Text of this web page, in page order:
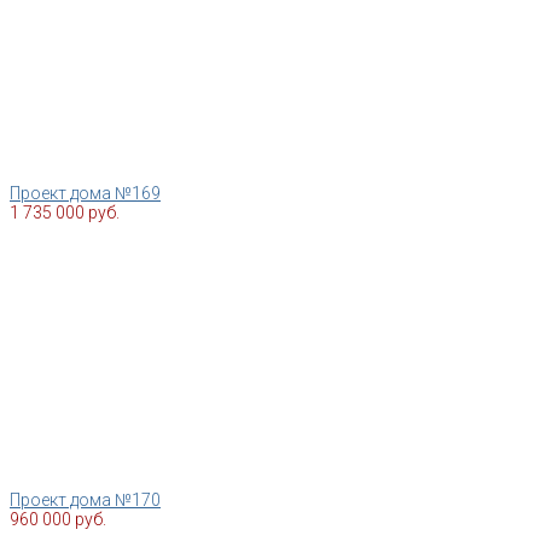
Проект дома №169
1 735 000 руб.
Проект дома №170
960 000 руб.